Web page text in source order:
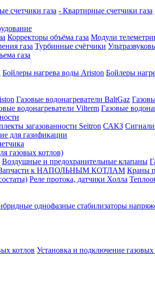
счетчики газа - Квартирные счетчики газа
Корректоры объёма газа Модули
газа Турбинные счётчики
газа
Бойлеры нагрева воды Ariston Бойлеры
Газовые водонагреватели BaltGaz
водонагреватели Vilterm Газовые
загазованности Seitron САКЗ
для газификации
газовых котлов)
Воздушные и предохранительные клапаны
к НАПОЛЬНЫМ КОТЛАМ Краны
Реле протока, датчики Холла
однофазные стабилизаторы
котлов Установка и подключение газовых